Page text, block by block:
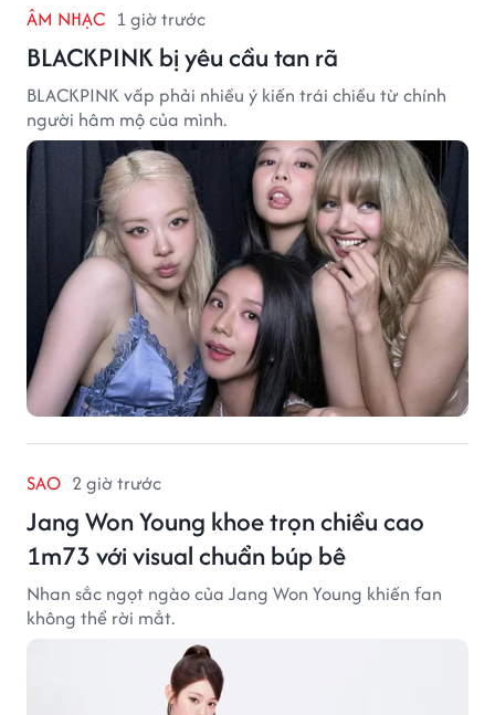
ÂM NHẠC 1 giờ trước
BLACKPINK bị yêu cầu tan rã
BLACKPINK vấp phải nhiều ý kiến trái chiều từ chính
người hâm mộ của mình.
SAO 2 giờ trước
Jang Won Young khoe trọn chiều cao
1m73 với visual chuẩn búp bê
Nhan sắc ngọt ngào của Jang Won Young khiến fan
không thể rời mắt.